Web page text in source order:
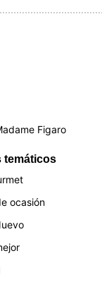
Figaro
temáticos
ocasión